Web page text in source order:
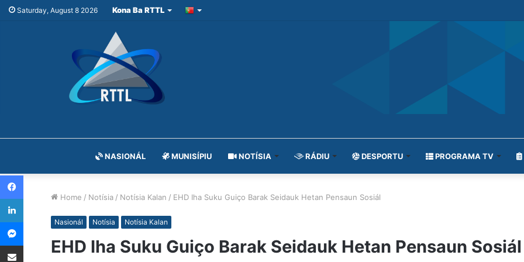
Saturday, August 8 2026 Kona Ba RTTL
NASIONÁL MUNISÍPIU NOTÍSIA RÁDIU DESPORTU PROGRAMA TV
Home / Notísia / Notísia Kalan / EHD Iha Suku Guiço Barak Seidauk Hetan Pensaun Sosiál
Nasionál Notísia Notísia Kalan
EHD Iha Suku Guiço Barak Seidauk Hetan Pensaun Sosiál
Facebook
LinkedIn
Messenger